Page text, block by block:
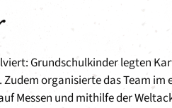
Grundschulkinder legten
organisierte das Team im
Messen und mithilfe der